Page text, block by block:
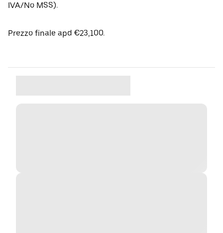
IVA/No MSS).
Prezzo finale apd €23,100.